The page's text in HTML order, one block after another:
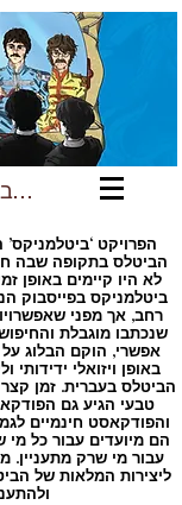
הפרויקט
הביטלס בתקופה שבה
לא היו קיימים באופן
ביטלמניקס בפייסבוק
רחב, אך מפני
שנכתבו מוגבלת
אפשרי, הוקם הבלוג
באופן ויזואלי
הביטלס בעברית. זמן
טבעי הגיע גם
והפודקאסט חינמיים
הם מיועדים עבור כל מי
עבור מי שרק מתעניין.
ליצירות המלאות של